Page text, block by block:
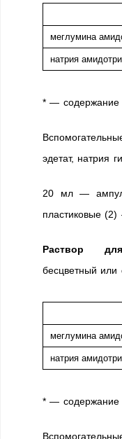
меглумина
натрия
* — содержание
эдетат, натрия
20 мл —
пластиковые
Раствор
бесцветный или
меглумина
натрия
* — содержание